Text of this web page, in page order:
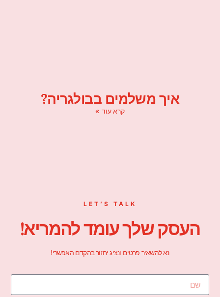
איך משלמים בבולגריה?
קרא עוד »
LET’S TALK
העסק שלך עומד להמריא!
נא להשאיר פרטים ונציג יחזור בהקדם האפשרי!